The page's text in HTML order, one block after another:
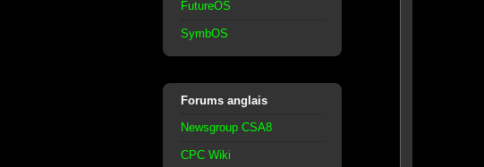
FutureOS
SymbOS
Forums anglais
Newsgroup CSA8
CPC Wiki